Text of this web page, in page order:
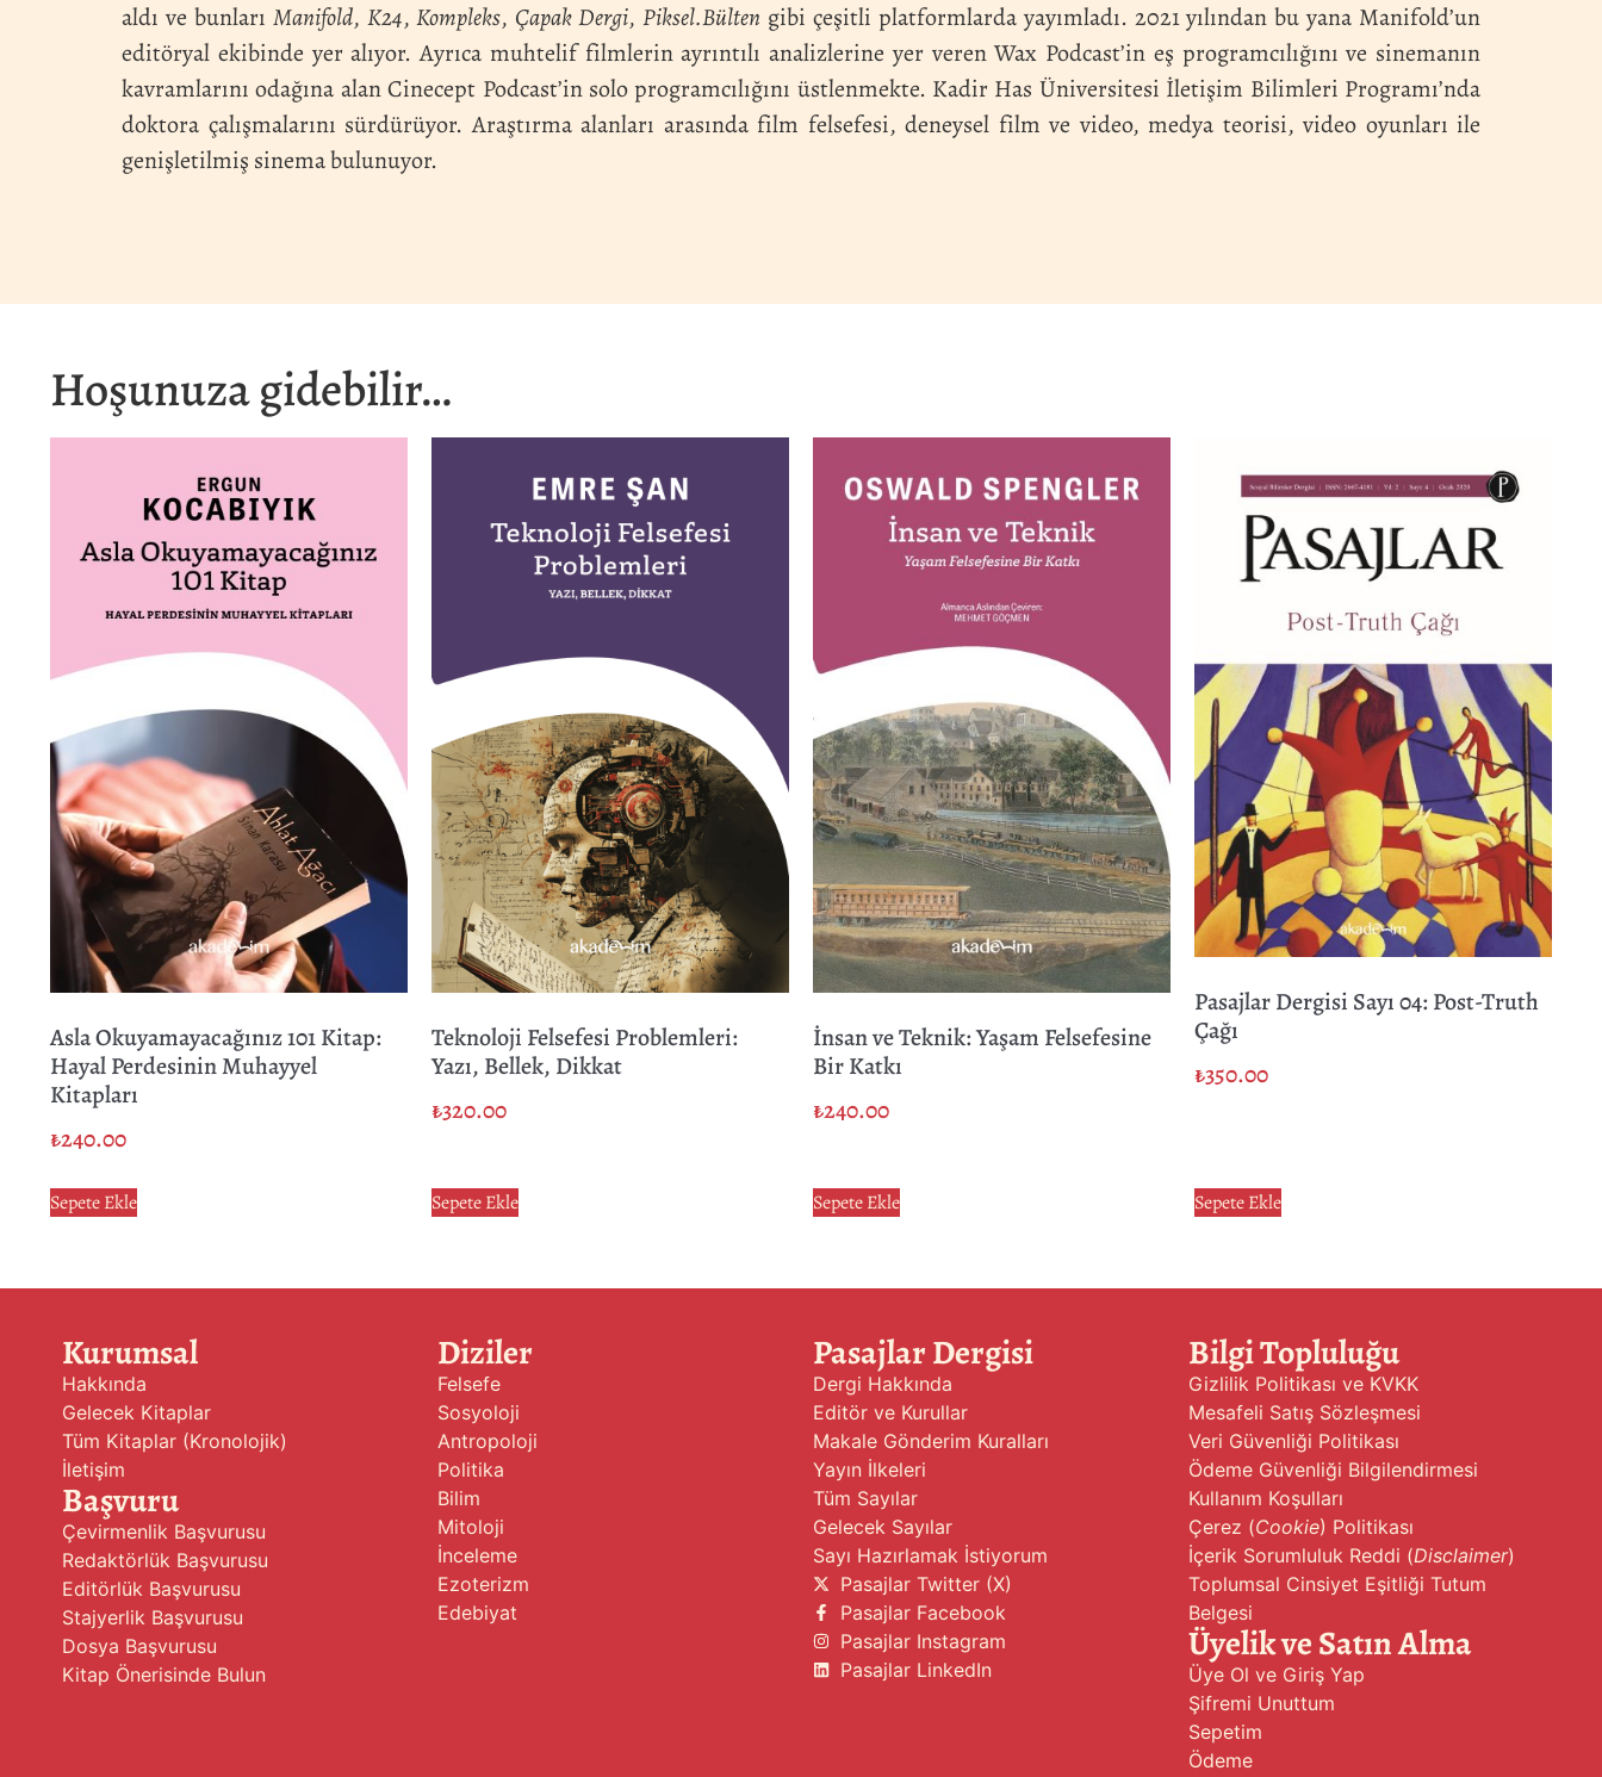
aldı ve bunları Manifold, K24,Kompleks, Çapak Dergi,Piksel.Bülten gibi çeşitli platformlarda yayımladı. 2021 yılından bu yana Manifold’un
editöryal ekibinde yer alıyor. Ayrıca muhtelif filmlerin ayrıntılı analizlerine yer veren Wax Podcast’in eş programcılığını ve sinemanın
kavramlarını odağına alan Cinecept Podcast’in solo programcılığını üstlenmekte. Kadir Has Üniversitesi İletişim Bilimleri Programı’nda
doktora çalışmalarını sürdürüyor. Araştırma alanları arasında film felsefesi, deneysel film ve video, medya teorisi, video oyunları ile
genişletilmiş sinema bulunuyor.
Hoşunuza gidebilir…
Asla Okuyamayacağınız 101 Kitap:
Hayal Perdesinin Muhayyel
Kitapları
₺240.00
Sepete Ekle
Teknoloji Felsefesi Problemleri:
Yazı, Bellek, Dikkat
₺320.00
Sepete Ekle
İnsan ve Teknik: Yaşam Felsefesine
Bir Katkı
₺240.00
Sepete Ekle
Pasajlar Dergisi Sayı 04: Post-Truth
Çağı
₺350.00
Sepete Ekle
Kurumsal
Hakkında
Gelecek Kitaplar
Tüm Kitaplar (Kronolojik)
İletişim
Başvuru
Çevirmenlik Başvurusu
Redaktörlük Başvurusu
Editörlük Başvurusu
Stajyerlik Başvurusu
Dosya Başvurusu
Kitap Önerisinde Bulun
Diziler
Felsefe
Sosyoloji
Antropoloji
Politika
Bilim
Mitoloji
İnceleme
Ezoterizm
Edebiyat
Pasajlar Dergisi
Dergi Hakkında
Editör ve Kurullar
Makale Gönderim Kuralları
Yayın İlkeleri
Tüm Sayılar
Gelecek Sayılar
Sayı Hazırlamak İstiyorum
Pasajlar Twitter (X)
Pasajlar Facebook
Pasajlar Instagram
Pasajlar LinkedIn
Bilgi Topluluğu
Gizlilik Politikası ve KVKK
Mesafeli Satış Sözleşmesi
Veri Güvenliği Politikası
Ödeme Güvenliği Bilgilendirmesi
Kullanım Koşulları
Çerez (Cookie) Politikası
İçerik Sorumluluk Reddi (Disclaimer)
Toplumsal Cinsiyet Eşitliği Tutum
Belgesi
Üyelik ve Satın Alma
Üye Ol ve Giriş Yap
Şifremi Unuttum
Sepetim
Ödeme